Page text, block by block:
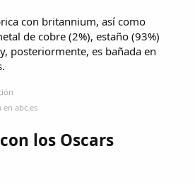
con britannium, así como
de cobre (2%), estaño (93%)
posteriormente, es bañada en
abc.es
los Oscars